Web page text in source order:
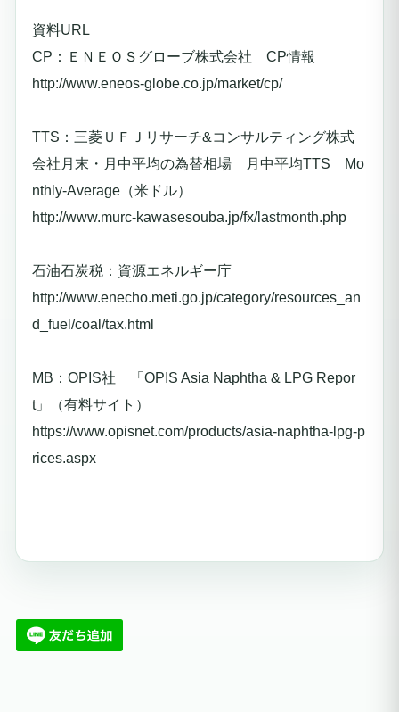
資料URL
CP：ＥＮＥＯＳグローブ株式会社 CP情報
http://www.eneos-globe.co.jp/market/cp/
TTS：三菱ＵＦＪリサーチ&コンサルティング株式
会社月末・月中平均の為替相場 月中平均TTS Mo
nthly-Average（米ドル）
http://www.murc-kawasesouba.jp/fx/lastmonth.php
石油石炭税：資源エネルギー庁
http://www.enecho.meti.go.jp/category/resources_an
d_fuel/coal/tax.html
MB：OPIS社 「OPIS Asia Naphtha & LPG Repor
t」（有料サイト）
https://www.opisnet.com/products/asia-naphtha-lpg-p
rices.aspx